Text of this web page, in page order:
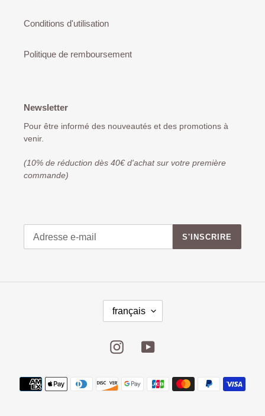
Conditions d'utilisation
Politique de remboursement
Newsletter
Pour être informé des nouveautés et des promotions à
venir.
(10% de réduction dès 40€ d'achat sur votre première
commande)
S'INSCRIRE
français
InstagramYouTube